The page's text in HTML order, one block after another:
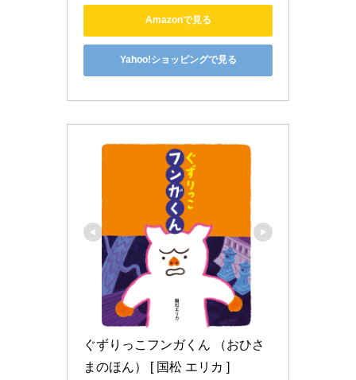
Amazonで見る
Yahoo!ショッピングで見る
ぐずりっこフンガくん （おひさ
まのほん） [ 国松 エリカ ]